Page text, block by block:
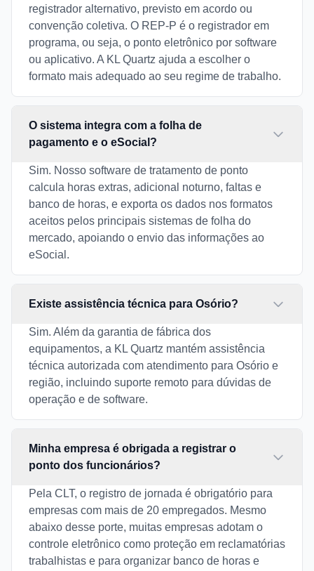
registrador alternativo, previsto em acordo ou
convenção coletiva. O REP-P é o registrador em
programa, ou seja, o ponto eletrônico por software
ou aplicativo. A KL Quartz ajuda a escolher o
formato mais adequado ao seu regime de trabalho.
O sistema integra com a folha de
pagamento e o eSocial?
Sim. Nosso software de tratamento de ponto
calcula horas extras, adicional noturno, faltas e
banco de horas, e exporta os dados nos formatos
aceitos pelos principais sistemas de folha do
mercado, apoiando o envio das informações ao
eSocial.
Existe assistência técnica para Osório?
Sim. Além da garantia de fábrica dos
equipamentos, a KL Quartz mantém assistência
técnica autorizada com atendimento para Osório e
região, incluindo suporte remoto para dúvidas de
operação e de software.
Minha empresa é obrigada a registrar o
ponto dos funcionários?
Pela CLT, o registro de jornada é obrigatório para
empresas com mais de 20 empregados. Mesmo
abaixo desse porte, muitas empresas adotam o
controle eletrônico como proteção em reclamatórias
trabalhistas e para organizar banco de horas e